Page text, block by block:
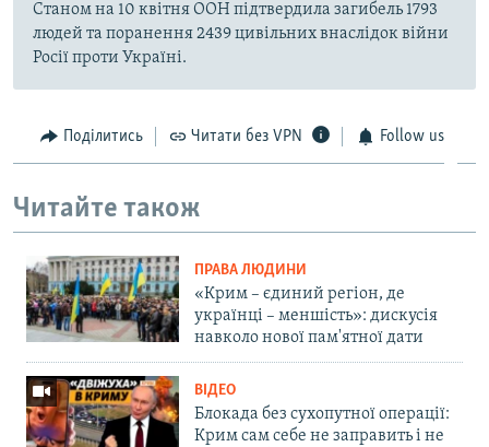
Станом на 10 квітня ООН підтвердила загибель 1793
людей та поранення 2439 цивільних внаслідок війни
Росії проти Україні.
Поділитись Читати без VPN Follow us
Читайте також
ПРАВА ЛЮДИНИ
«Крим – єдиний регіон, де
українці – меншість»: дискусія
навколо нової пам'ятної дати
ВІДЕО
Блокада без сухопутної операції:
Крим сам себе не заправить і не